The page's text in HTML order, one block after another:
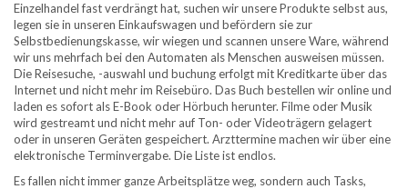
Einzelhandel fast verdrängt hat, suchen wir unsere Produkte selbst aus,
legen sie in unseren Einkaufswagen und befördern sie zur
Selbstbedienungskasse, wir wiegen und scannen unsere Ware, während
wir uns mehrfach bei den Automaten als Menschen ausweisen müssen.
Die Reisesuche, -auswahl und buchung erfolgt mit Kreditkarte über das
Internet und nicht mehr im Reisebüro. Das Buch bestellen wir online und
laden es sofort als E-Book oder Hörbuch herunter. Filme oder Musik
wird gestreamt und nicht mehr auf Ton- oder Videoträgern gelagert
oder in unseren Geräten gespeichert. Arzttermine machen wir über eine
elektronische Terminvergabe. Die Liste ist endlos.
Es fallen nicht immer ganze Arbeitsplätze weg, sondern auch Tasks,